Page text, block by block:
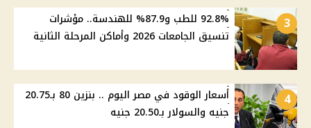
3
92.8% للطب و87.9% للهندسة.. مؤشرات
تنسيق الجامعات 2026 وأماكن المرحلة الثانية
4
أسعار الوقود في مصر اليوم .. بنزين 80 بـ20.75
جنيه والسولار بـ20.50 جنيه